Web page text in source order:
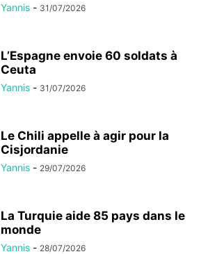
Yannis - 31/07/2026
L’Espagne envoie 60 soldats à
Ceuta
Yannis - 31/07/2026
Le Chili appelle à agir pour la
Cisjordanie
Yannis - 29/07/2026
La Turquie aide 85 pays dans le
monde
Yannis - 28/07/2026